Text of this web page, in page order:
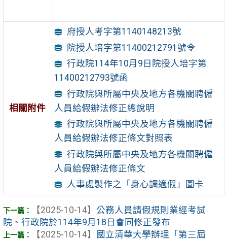
相關附件
府授人考字第1140148213號
院授人培字第11400212791號令
行政院114年10月9日院授人培字第
11400212793號函
行政院與所屬中央及地方各機關聘僱
人員給假辦法修正總說明
行政院與所屬中央及地方各機關聘僱
人員給假辦法修正條文對照表
行政院與所屬中央及地方各機關聘僱
人員給假辦法修正條文
人事處製作之「身心調適假」圖卡
【2025-10-14】 公務人員請假規則業經考試
院、行政院於114年9月18日會同修正發布
【2025-10-14】
國立清華大學辦理「第三屆